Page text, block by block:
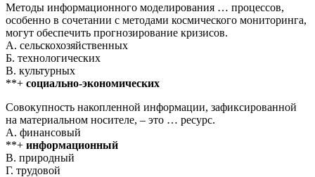
Методы информационного моделирования … процессов,
особенно в сочетании с методами космического мониторинга,
могут обеспечить прогнозирование кризисов.
А. сельскохозяйственных
Б. технологических
В. культурных
**+ социально-экономических
Совокупность накопленной информации, зафиксированной
на материальном носителе, – это … ресурс.
А. финансовый
**+ информационный
В. природный
Г. трудовой